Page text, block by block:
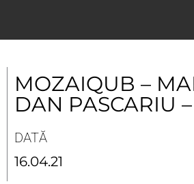
content
MOZAIQUB –
DAN PASCARIU
DATĂ
16.04.21